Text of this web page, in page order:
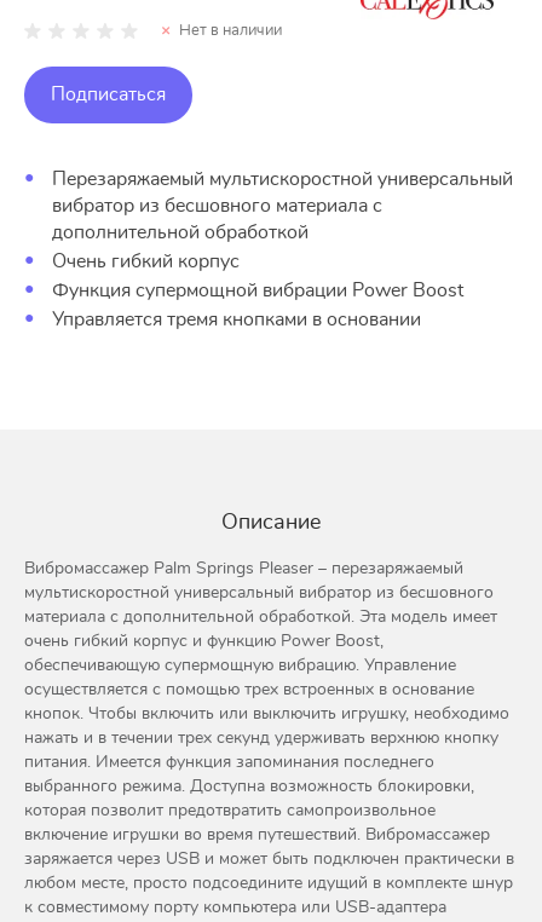
Нет в наличии
Подписаться
Перезаряжаемый мультискоростной универсальный
вибратор из бесшовного материала с
дополнительной обработкой
Очень гибкий корпус
Функция супермощной вибрации Power Boost
Управляется тремя кнопками в основании
Описание
Вибромассажер Palm Springs Pleaser – перезаряжаемый
мультискоростной универсальный вибратор из бесшовного
материала с дополнительной обработкой. Эта модель имеет
очень гибкий корпус и функцию Power Boost,
обеспечивающую супермощную вибрацию. Управление
осуществляется с помощью трех встроенных в основание
кнопок. Чтобы включить или выключить игрушку, необходимо
нажать и в течении трех секунд удерживать верхнюю кнопку
питания. Имеется функция запоминания последнего
выбранного режима. Доступна возможность блокировки,
которая позволит предотвратить самопроизвольное
включение игрушки во время путешествий. Вибромассажер
заряжается через USB и может быть подключен практически в
любом месте, просто подсоедините идущий в комплекте шнур
к совместимому порту компьютера или USB-адаптера